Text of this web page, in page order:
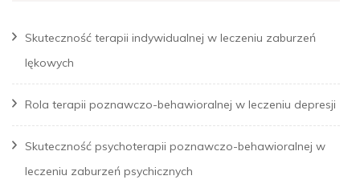
Skuteczność terapii indywidualnej w leczeniu zaburzeń
lękowych
Rola terapii poznawczo-behawioralnej w leczeniu depresji
Skuteczność psychoterapii poznawczo-behawioralnej w
leczeniu zaburzeń psychicznych